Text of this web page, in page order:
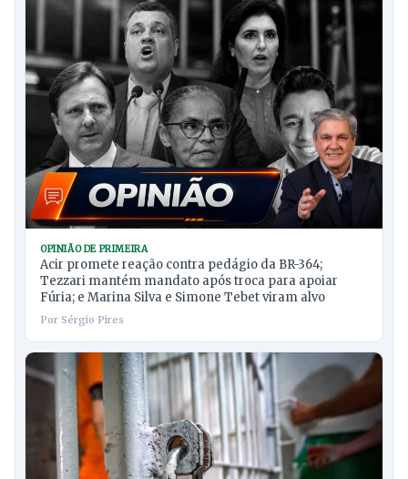
OPINIÃO DE PRIMEIRA
Acir promete reação contra pedágio da BR-364;
Tezzari mantém mandato após troca para apoiar
Fúria; e Marina Silva e Simone Tebet viram alvo
Por Sérgio Pires